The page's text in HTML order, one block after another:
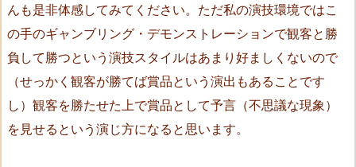
e
l
（ク
イ
ー
ン
んも是非体感してみてください。ただ私の演技環境ではこ
の手のギャンブリング・デモンストレーションで観客と勝
負して勝つという演技スタイルはあまり好ましくないので
（せっかく観客が勝てば賞品という演出もあることです
し）観客を勝たせた上で賞品として予言（不思議な現象）
を見せるという演じ方になると思います。